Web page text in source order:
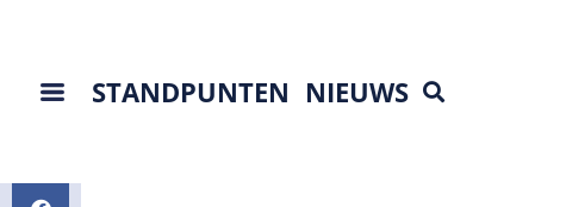
STANDPUNTEN NIEUWS